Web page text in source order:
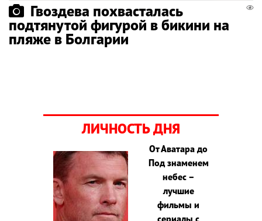
Гвоздева похвасталась
подтянутой фигурой в бикини на
пляже в Болгарии
ЛИЧНОСТЬ ДНЯ
От Аватара до
Под знаменем
небес –
лучшие
фильмы и
сериалы с